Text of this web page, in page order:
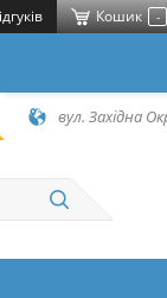
Кошик -
вул. Західна